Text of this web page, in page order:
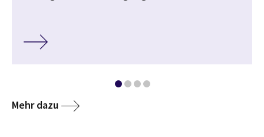
Mehr dazu